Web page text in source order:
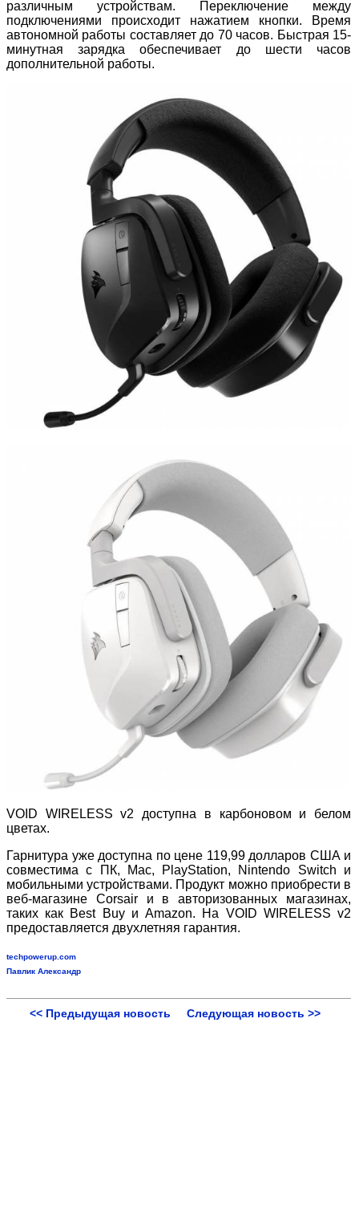
различным устройствам. Переключение между
подключениями происходит нажатием кнопки. Время
автономной работы составляет до 70 часов. Быстрая 15-
минутная зарядка обеспечивает до шести часов
дополнительной работы.
VOID WIRELESS v2 доступна в карбоновом и белом
цветах.
Гарнитура уже доступна по цене 119,99 долларов США и
совместима с ПК, Mac, PlayStation, Nintendo Switch и
мобильными устройствами. Продукт можно приобрести в
веб-магазине Corsair и в авторизованных магазинах,
таких как Best Buy и Amazon. На VOID WIRELESS v2
предоставляется двухлетняя гарантия.
techpowerup.com
Павлик Александр
<< Предыдущая новость Следующая новость >>